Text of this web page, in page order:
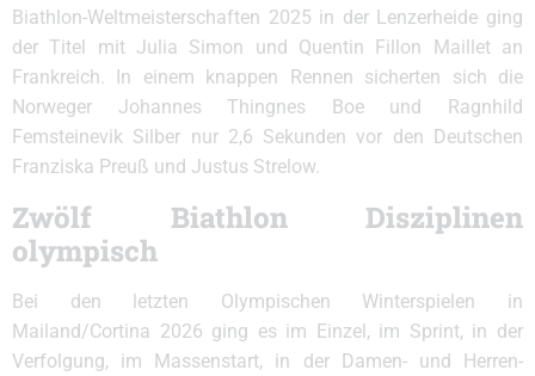
Biathlon-Weltmeisterschaften 2025 in der Lenzerheide ging
der Titel mit Julia Simon und Quentin Fillon Maillet an
Frankreich. In einem knappen Rennen sicherten sich die
Norweger Johannes Thingnes Boe und Ragnhild
Femsteinevik Silber nur 2,6 Sekunden vor den Deutschen
Franziska Preuß und Justus Strelow.
Zwölf Biathlon Disziplinen
olympisch
Bei den letzten Olympischen Winterspielen in
Mailand/Cortina 2026 ging es im Einzel, im Sprint, in der
Verfolgung, im Massenstart, in der Damen- und Herren-